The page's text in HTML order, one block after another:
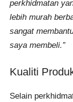
perkhidmatan
lebih murah
sangat
saya membeli.”
Kualiti
Selain